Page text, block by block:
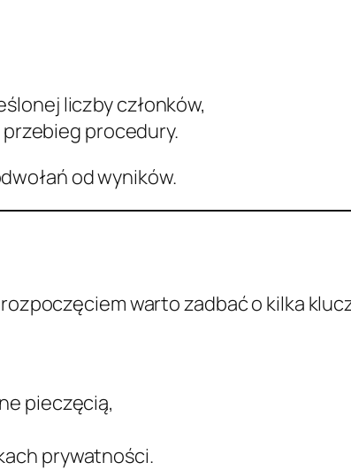
liczby członków,
procedury.
od wyników.
warto zadbać o kilka
pieczęcią,
prywatności.